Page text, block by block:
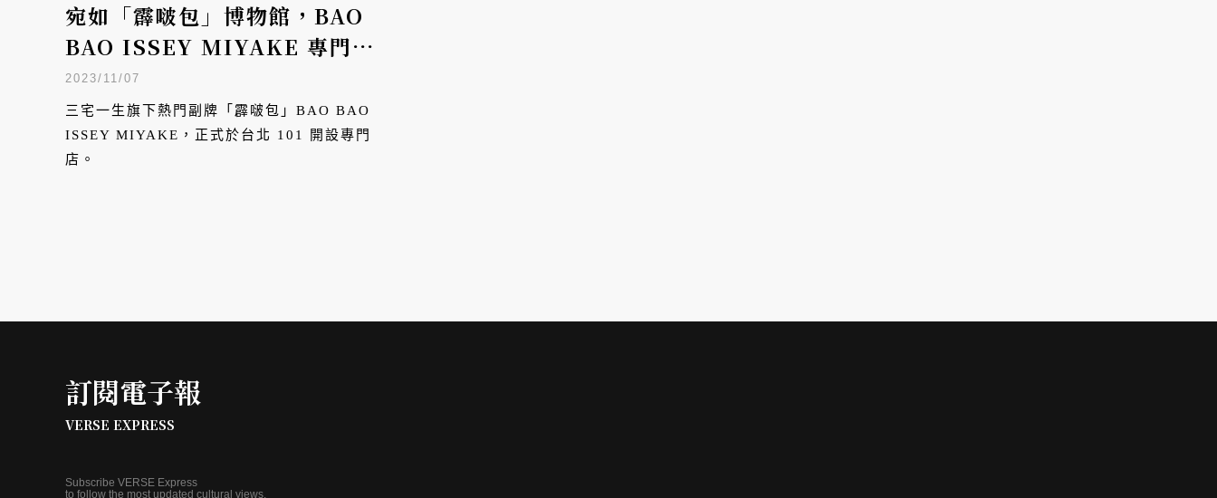
宛如「霹啵包」博物館，BAO
BAO ISSEY MIYAKE 專門店
進駐101
2023/11/07
三宅一生旗下熱門副牌「霹啵包」BAO BAO
ISSEY MIYAKE，正式於台北 101 開設專門
店。
訂閱電子報
VERSE EXPRESS
Subscribe VERSE Express
to follow the most updated cultural views.